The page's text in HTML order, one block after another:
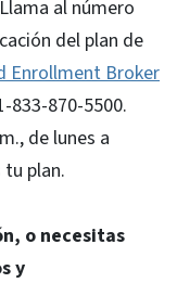
Llama al número
del plan de
Enrollment Broker
833-870-5500.
de lunes a
plan.
o necesitas
y